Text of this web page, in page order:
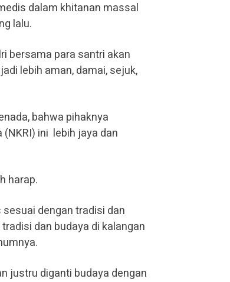
dalam khitanan massal
lalu.
bersama para santri akan
lebih aman, damai, sejuk,
bahwa pihaknya
ini lebih jaya dan
harap.
dengan tradisi dan
dan budaya di kalangan
justru diganti budaya dengan